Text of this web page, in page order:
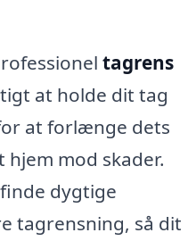
tagrens
at holde dit tag
at forlænge dets
mod skader.
dygtige
tagrensning, så dit